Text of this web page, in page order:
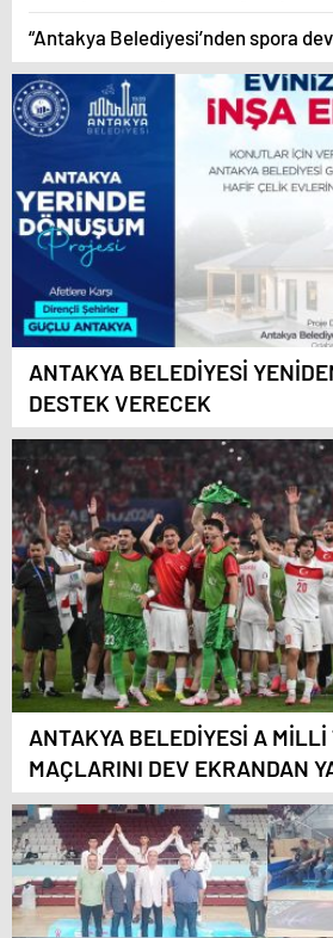
“Antakya Belediyesi’nden spora
ANTAKYA BELEDİYESİ
DESTEK VERECEK
ANTAKYA BELEDİYESİ A
MAÇLARINI DEV EKRANDAN